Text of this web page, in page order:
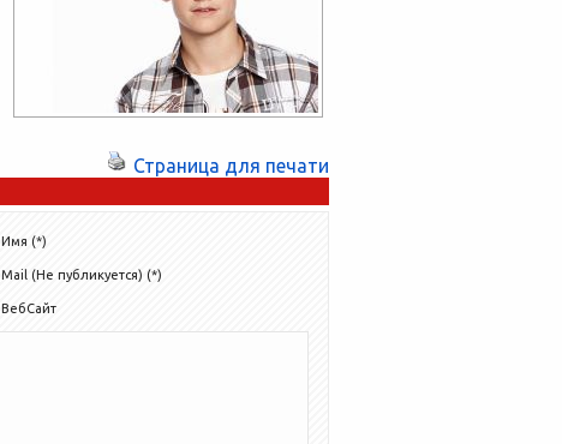
Страница для печати
Имя (*)
Mail (Не публикуется) (*)
ВебСайт